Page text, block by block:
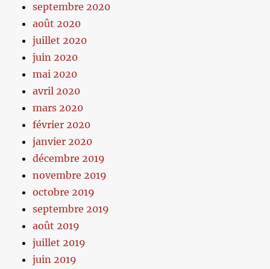
septembre 2020
août 2020
juillet 2020
juin 2020
mai 2020
avril 2020
mars 2020
février 2020
janvier 2020
décembre 2019
novembre 2019
octobre 2019
septembre 2019
août 2019
juillet 2019
juin 2019